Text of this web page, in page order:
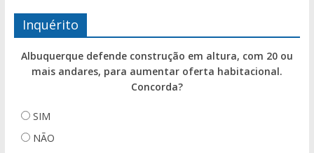
Inquérito
Albuquerque defende construção em altura, com 20 ou
mais andares, para aumentar oferta habitacional.
Concorda?
SIM
NÃO